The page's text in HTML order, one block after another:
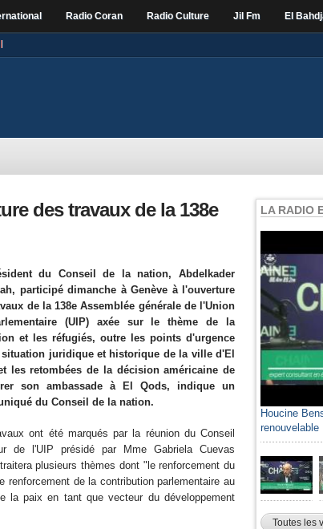
Radio Coran Radio Culture Jil Fm El
des travaux de la 138e
du Conseil de la nation, Abdelkader
participé dimanche à Genève à l'ouverture
de la 138e Assemblée générale de l'Union
(UIP) axée sur le thème de la
et les réfugiés, outre les points d'urgence
juridique et historique de la ville d'El
les retombées de la décision américaine de
son ambassade à El Qods, indique un
du Conseil de la nation.
ont été marqués par la réunion du Conseil
de l'UIP présidé par Mme Gabriela Cuevas
plusieurs thèmes dont "le renforcement du
de la contribution parlementaire au
la paix en tant que vecteur du développement
LA RADIO
Houcine
renouvelable
Toutes les